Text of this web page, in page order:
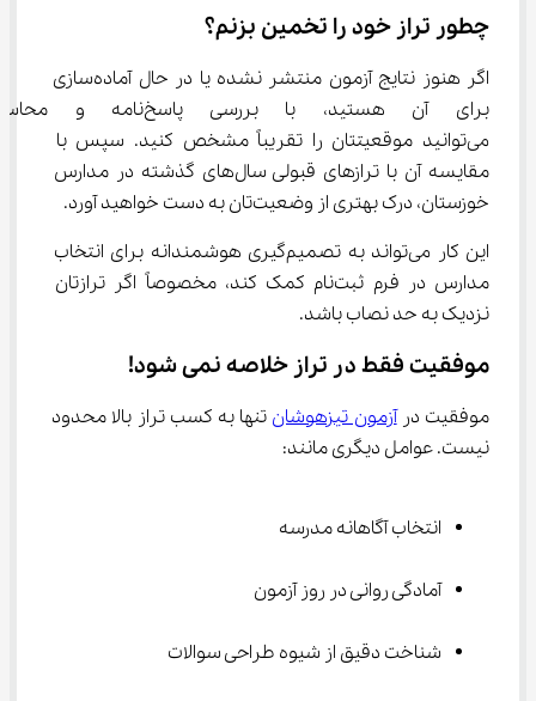
چطور تراز خود را تخمین بزنم؟
اگر هنوز نتایج آزمون منتشر نشده یا در حال آماده‌سازی
برای آن هستید، با بررسی
می‌توانید موقعیتتان را تقریباً مشخص کنید. سپس با
مقایسه آن با ترازهای قبولی سال‌های گذشته در مدارس
خوزستان، درک بهتری از وضعیت‌تان به دست خواهید آورد.
این کار می‌تواند به تصمیم‌گیری هوشمندانه برای انتخاب
مدارس در فرم ثبت‌نام کمک کند، مخصوصاً اگر ترازتان
نزدیک به حد نصاب باشد.
موفقیت فقط در تراز خلاصه نمی شود!
موفقیت در آزمون تیزهوشان تنها به کسب تراز بالا محدود
نیست. عوامل دیگری مانند:
انتخاب آگاهانه مدرسه
آمادگی روانی در روز آزمون
شناخت دقیق از شیوه طراحی سوالات